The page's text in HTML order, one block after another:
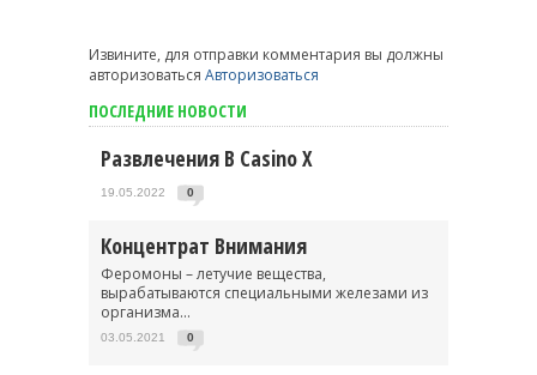
Извините, для отправки комментария вы должны
авторизоваться Авторизоваться
ПОСЛЕДНИЕ НОВОСТИ
Развлечения В Casino X
19.05.2022 0
Концентрат Внимания
Феромоны – летучие вещества,
вырабатываются специальными железами из
организма...
03.05.2021 0